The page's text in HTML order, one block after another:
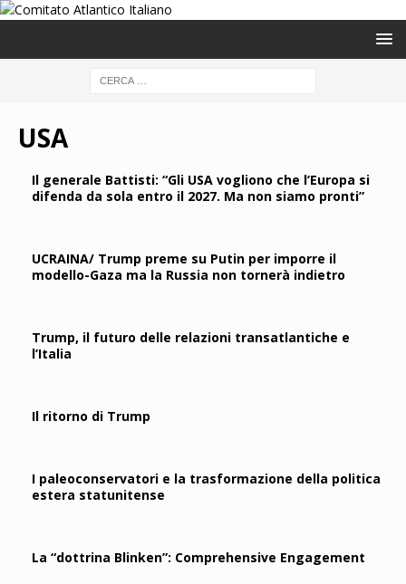
USA
Il generale Battisti: “Gli USA vogliono che l’Europa si
difenda da sola entro il 2027. Ma non siamo pronti”
UCRAINA/ Trump preme su Putin per imporre il
modello-Gaza ma la Russia non tornerà indietro
Trump, il futuro delle relazioni transatlantiche e
l’Italia
Il ritorno di Trump
I paleoconservatori e la trasformazione della politica
estera statunitense
La “dottrina Blinken”: Comprehensive Engagement